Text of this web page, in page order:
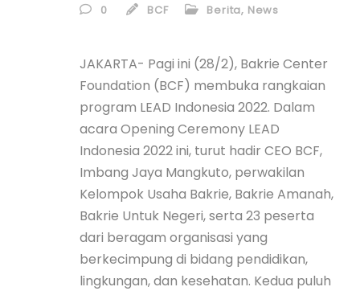
0 BCF Berita, News
JAKARTA- Pagi ini (28/2), Bakrie Center
Foundation (BCF) membuka rangkaian
program LEAD Indonesia 2022. Dalam
acara Opening Ceremony LEAD
Indonesia 2022 ini, turut hadir CEO BCF,
Imbang Jaya Mangkuto, perwakilan
Kelompok Usaha Bakrie, Bakrie Amanah,
Bakrie Untuk Negeri, serta 23 peserta
dari beragam organisasi yang
berkecimpung di bidang pendidikan,
lingkungan, dan kesehatan. Kedua puluh